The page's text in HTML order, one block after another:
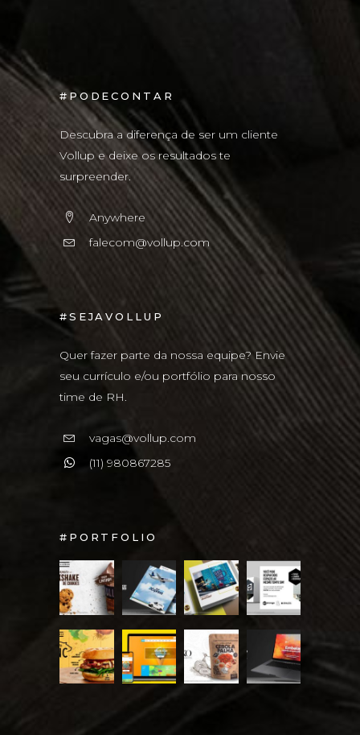
#PODECONTAR
Descubra a diferença de ser um cliente
Vollup e deixe os resultados te
surpreender.
Anywhere
falecom@vollup.com
#SEJAVOLLUP
Quer fazer parte da nossa equipe? Envie
seu currículo e/ou portfólio para nosso
time de RH.
vagas@vollup.com
(11) 980867285
#PORTFOLIO